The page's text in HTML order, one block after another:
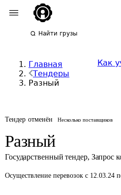
Найти грузы
Главная
Тендеры
Разный
Как
Тендер отменён Несколько поставщиков
Разный
Государственный тендер, Запрос
Осуществление перевозок с 12.03.24